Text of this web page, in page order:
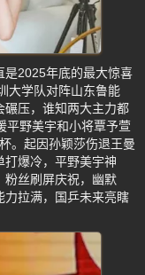
是2025年底的最大惊喜
大学队对阵山东鲁能
碾压，谁知两大主力都
平野美宇和小将覃予萱
。起因孙颖莎伤退王曼
打爆冷，平野美宇神
粉丝刷屏庆祝，幽默
力拉满，国乒未来亮瞎